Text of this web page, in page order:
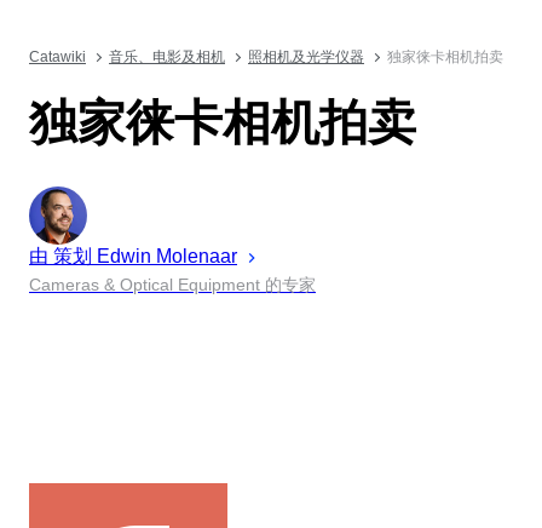
Catawiki 音乐、电影及相机 照相机及光学仪器 独家徕卡相机拍卖
独家徕卡相机拍卖
由 策划 Edwin Molenaar
Cameras & Optical Equipment 的专家